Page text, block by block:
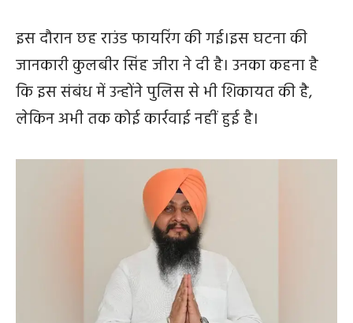
इस दौरान छह राउंड फायरिंग की गई।इस घटना की
जानकारी कुलबीर सिंह जीरा ने दी है। उनका कहना है
कि इस संबंध में उन्होंने पुलिस से भी शिकायत की है,
लेकिन अभी तक कोई कार्रवाई नहीं हुई है।